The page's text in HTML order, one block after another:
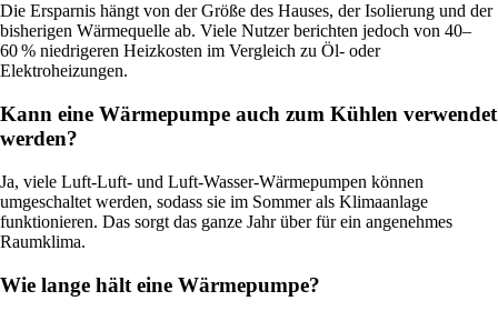
Die Ersparnis hängt von der Größe des Hauses, der Isolierung und der
bisherigen Wärmequelle ab. Viele Nutzer berichten jedoch von 40–
60 % niedrigeren Heizkosten im Vergleich zu Öl- oder
Elektroheizungen.
Kann eine Wärmepumpe auch zum Kühlen verwendet
werden?
Ja, viele Luft-Luft- und Luft-Wasser-Wärmepumpen können
umgeschaltet werden, sodass sie im Sommer als Klimaanlage
funktionieren. Das sorgt das ganze Jahr über für ein angenehmes
Raumklima.
Wie lange hält eine Wärmepumpe?